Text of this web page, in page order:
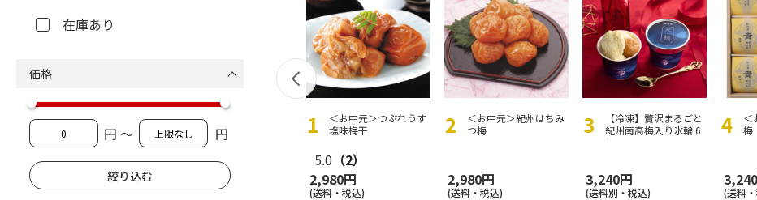
＜お中元＞つぶれうす
塩味梅干
5.0 （2）
2,980円
(送料・税込)
＜お中元＞紀州はちみ
つ梅
2,980円
(送料・税込)
【冷凍】贅沢まるごと
紀州南高梅入り氷輪 6
個入
3,240円
(送料別・税込)
＜
(送料
在庫あり
価格
円 ～ 円